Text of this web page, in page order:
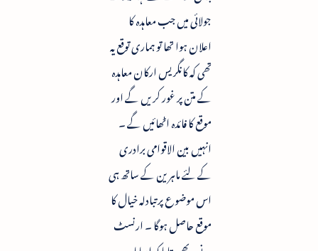
جولائی میں جب معاہدہ کا
اعلان ہوا تھا تو ہماری توقع یہ
تھی کہ کانگریس ارکان معاہدہ
کے متن پر غور کریں گے اور
موقع کا فائدہ اٹھائیں گے ۔
انہیں بین الاقوامی برادری
کے لئے ماہرین کے ساتھ ہی
اس موضوع پر تبادلہ خیال کا
موقع حاصل ہوگا ۔ ارنسٹ